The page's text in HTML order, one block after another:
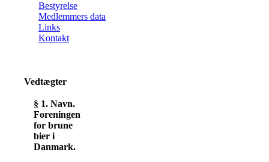
Bestyrelse
Medlemmers data
Links
Kontakt
Vedtægter
§ 1. Navn.
Foreningen
for brune
bier i
Danmark.